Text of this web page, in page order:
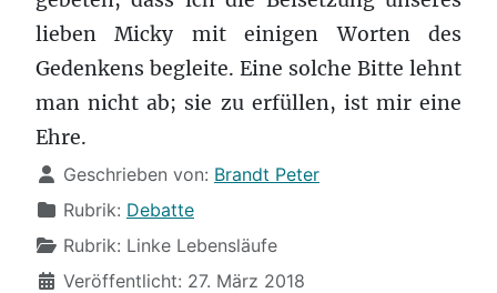
lieben Micky mit einigen Worten des
Gedenkens begleite. Eine solche Bitte lehnt
man nicht ab; sie zu erfüllen, ist mir eine
Ehre.
Details
Geschrieben von: Brandt Peter
Rubrik: Debatte
Rubrik: Linke Lebensläufe
Veröffentlicht: 27. März 2018